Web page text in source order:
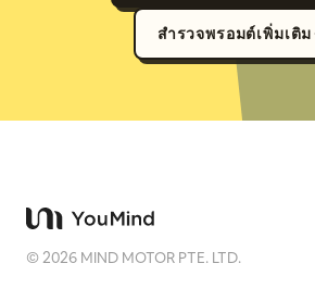
สำรวจพรอมต์เพิ่มเติม
©2026 MIND MOTOR PTE. LTD.